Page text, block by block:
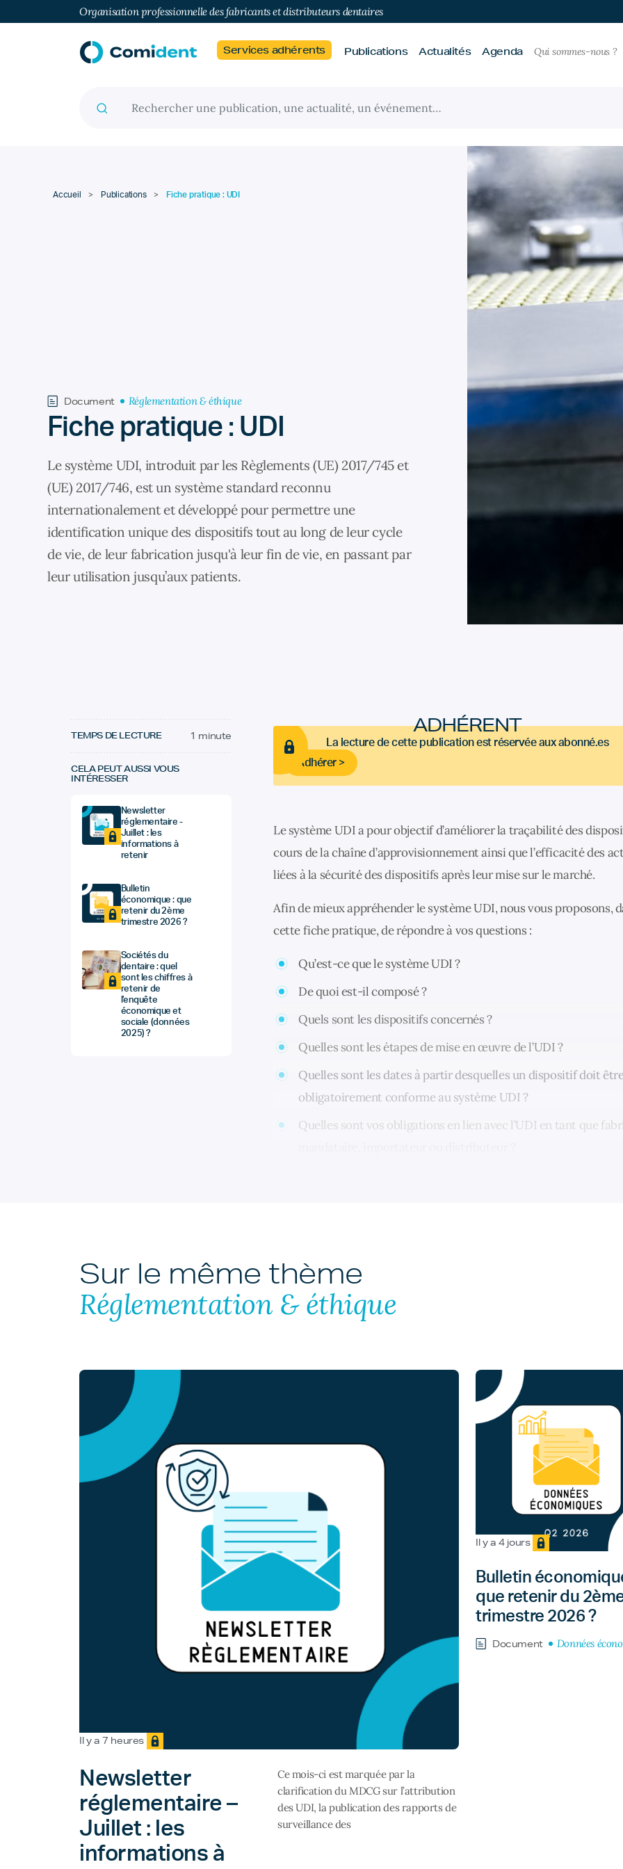
Organisation professionnelle des fabricants et distributeurs dentaires
Services adhérents Publications Actualités Agenda Qui sommes-nous ?
Accueil > Publications > Fiche pratique : UDI
Document Réglementation & éthique
Fiche pratique : UDI
Le système UDI, introduit par les Règlements (UE) 2017/745 et
(UE) 2017/746, est un système standard reconnu
internationalement et développé pour permettre une
identification unique des dispositifs tout au long de leur cycle
de vie, de leur fabrication jusqu'à leur fin de vie, en passant par
leur utilisation jusqu’aux patients.
TEMPS DE LECTURE 1 minute
CELA PEUT AUSSI VOUS
INTÉRESSER
Newsletter
réglementaire -
Juillet : les
informations à
retenir
Bulletin
économique : que
retenir du 2ème
trimestre 2026 ?
Sociétés du
dentaire : quel
sont les chiffres à
retenir de
l'enquête
économique et
sociale (données
2025) ?
ADHÉRENT
La lecture de cette publication est réservée aux abonné.es
Adhérer >
Le système UDI a pour objectif d’améliorer la traçabilité des
cours de la chaîne d’approvisionnement ainsi que l’efficacité des
liées à la sécurité des dispositifs après leur mise sur le marché.
Afin de mieux appréhender le système UDI, nous vous proposons,
cette fiche pratique, de répondre à vos questions :
Qu’est-ce que le système UDI ?
De quoi est-il composé ?
Quels sont les dispositifs concernés ?
Quelles sont les étapes de mise en œuvre de l’UDI ?
Quelles sont les dates à partir desquelles un dispositif doit
obligatoirement conforme au système UDI ?
Quelles sont vos obligations en lien avec l’UDI en tant que
Sur le même thème
Réglementation & éthique
Il y a 7 heures
Newsletter
réglementaire –
Juillet : les
informations à
Ce mois-ci est marquée par la
clarification du MDCG sur l’attribution
des UDI, la publication des rapports de
surveillance des
Il y a 4 jours
Bulletin
que retenir du
trimestre 2026 ?
Document Données